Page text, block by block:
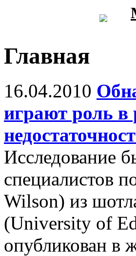
Главная
16.04.2010
играют роль в
Исследование
специалистов
Wilson) из
(University of
опубликован в